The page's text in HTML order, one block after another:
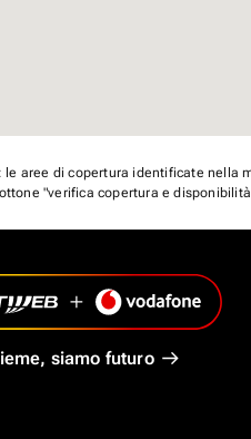
le aree di copertura identificate nella
"verifica copertura e
siamo futuro